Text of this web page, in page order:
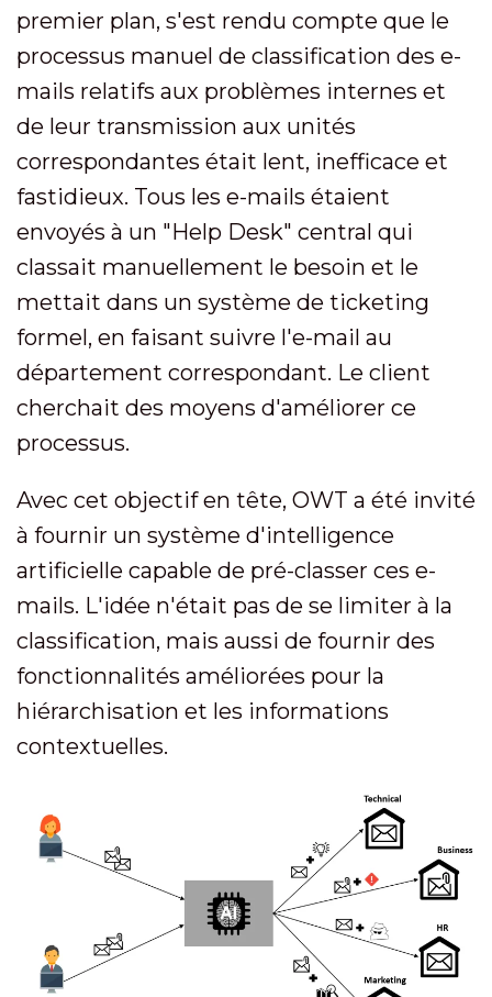
premier plan, s'est rendu compte que le
processus manuel de classification des e-
mails relatifs aux problèmes internes et
de leur transmission aux unités
correspondantes était lent, inefficace et
fastidieux. Tous les e-mails étaient
envoyés à un "Help Desk" central qui
classait manuellement le besoin et le
mettait dans un système de ticketing
formel, en faisant suivre l'e-mail au
département correspondant. Le client
cherchait des moyens d'améliorer ce
processus.
Avec cet objectif en tête, OWT a été invité
à fournir un système d'intelligence
artificielle capable de pré-classer ces e-
mails. L'idée n'était pas de se limiter à la
classification, mais aussi de fournir des
fonctionnalités améliorées pour la
hiérarchisation et les informations
contextuelles.